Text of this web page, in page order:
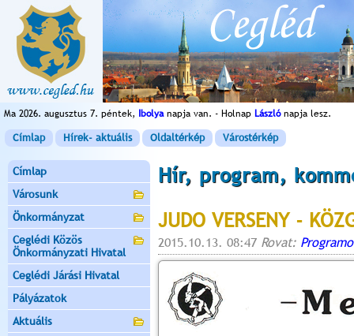
Ma 2026. augusztus 7. péntek, Ibolyanapja van. - Holnap Lászlónapja lesz.
Címlap Hírek- aktuális Oldaltérkép Várostérkép
Címlap
Városunk
Önkormányzat
Ceglédi Közös
Önkormányzati Hivatal
Ceglédi Járási Hivatal
Pályázatok
Aktuális
Hír, program,
JUDO VERSENY -
2015.10.13. 08:47 Rovat: